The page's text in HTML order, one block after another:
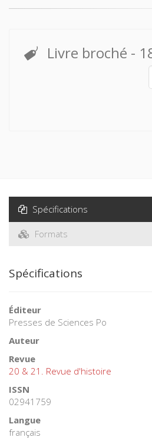
Livre broché -
Spécifications
Formats
Spécifications
Éditeur
Presses de Sciences Po
Auteur
Revue
20 & 21. Revue d'histoire
ISSN
02941759
Langue
français